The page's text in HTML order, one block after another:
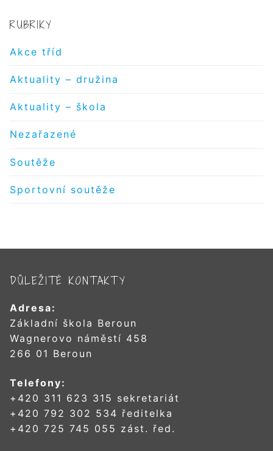
RUBRIKY
Akce tříd
Aktuality – družina
Aktuality – škola
Nezařazené
Soutěže
Sportovní soutěže
DŮLEŽITÉ KONTAKTY
Adresa:
Základní škola Beroun
Wagnerovo náměstí 458
266 01 Beroun
Telefony:
+420 311 623 315 sekretariát
+420 792 302 534 ředitelka
+420 725 745 055 zást. řed.